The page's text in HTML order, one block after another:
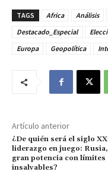
TAGS Africa Análisis
Destacado_Especial
Europa
Geopolítica
Artículo anterior
¿De quién será el siglo
liderazgo en juego:
gran potencia con límites
insalvables?